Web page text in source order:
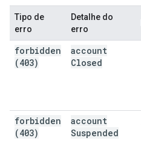
Tipo de
erro
Detalhe do
erro
forbidden
(403)
account
Closed
forbidden
(403)
account
Suspended